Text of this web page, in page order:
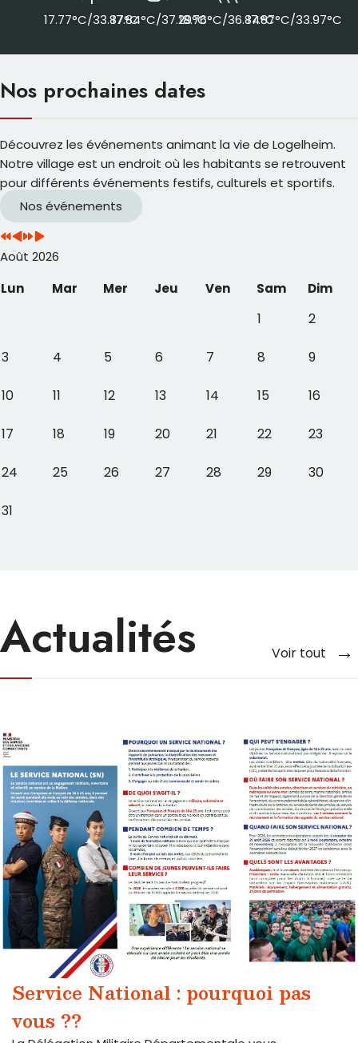
17.77°C/33.87°C17.84°C/37.29°C18.76°C/36.84°C17.87°C/33.97°C
Nos prochaines dates
Découvrez les événements animant la vie de Logelheim.
Notre village est un endroit où les habitants se retrouvent
pour différents événements festifs, culturels et sportifs.
Nos événements
Août 2026
Lun
Mar Mer Jeu Ven Sam Dim
1 2
3 4 5 6 7 8 9
10 11 12 13 14 15 16
17 18 19 20 21 22 23
24 25 26 27 28 29 30
31
Actualités Voir tout
Service National : pourquoi pas
vous ??